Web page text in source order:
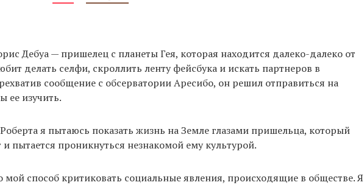
Дебуа — пришелец с планеты Гея, которая находится далеко-далеко от
делать селфи, скроллить ленту фейсбука и искать партнеров в
сообщение с обсерватории Аресибо, он решил отправиться на
ее изучить.
я пытаюсь показать жизнь на Земле глазами пришельца, который
и пытается проникнуться незнакомой ему культурой.
мой способ критиковать социальные явления, происходящие в обществе. Я